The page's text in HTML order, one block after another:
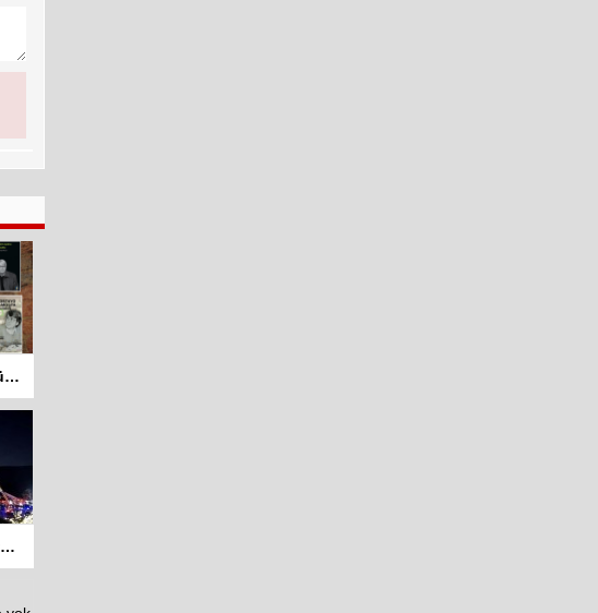
Zazaca’nın yazıya dökülen sesi: Mehemed Malmîsanij
Kartalkaya Yangını davasında dört sanığa ev hapsi kararı